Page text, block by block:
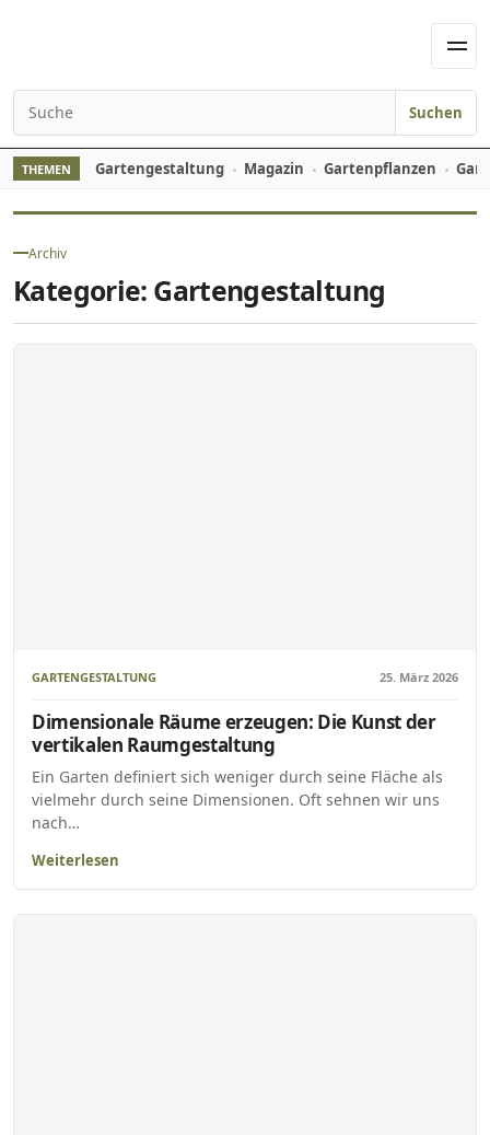
Search for:
Suchen
THEMEN Gartengestaltung Magazin Gartenpflanzen
Archiv
Kategorie: Gartengestaltung
GARTENGESTALTUNG 25. März 2026
Dimensionale Räume erzeugen: Die Kunst der
vertikalen Raumgestaltung
Ein Garten definiert sich weniger durch seine Fläche als
vielmehr durch seine Dimensionen. Oft sehnen wir uns
nach…
Weiterlesen